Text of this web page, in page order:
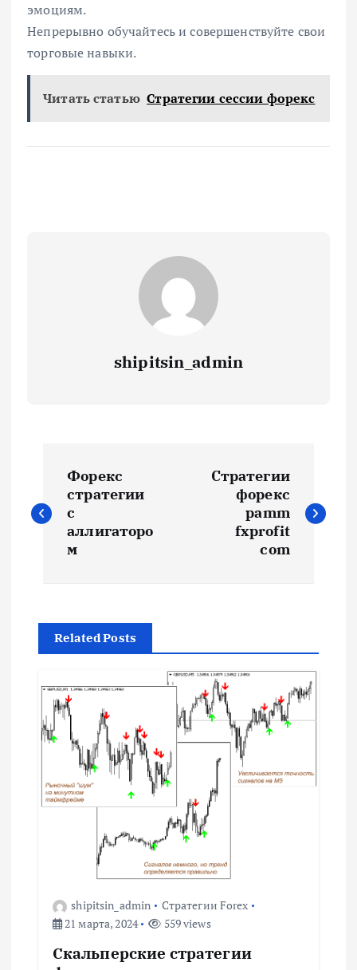
эмоциям.
Непрерывно обучайтесь и совершенствуйте свои
торговые навыки.
Читать статью Стратегии сессии форекс
shipitsin_admin
а
г
а
ц
и
я
п
Форекс
стратегии
с
аллигаторо
м
Стратегии
форекс
pamm
fxprofit
com
Related Posts
shipitsin_admin
Стратегии Forex
21 марта, 2024
559 views
Скальперские стратегии